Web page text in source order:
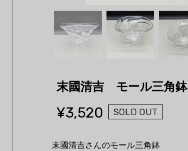
末國清吉 モール三角鉢
¥3,520 SOLD OUT
末國清吉さんのモール三角鉢